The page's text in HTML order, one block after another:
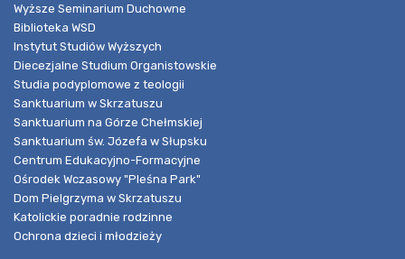
Wyższe Seminarium Duchowne
Biblioteka WSD
Instytut Studiów Wyższych
Diecezjalne Studium Organistowskie
Studia podyplomowe z teologii
Sanktuarium w Skrzatuszu
Sanktuarium na Górze Chełmskiej
Sanktuarium św. Józefa w Słupsku
Centrum Edukacyjno-Formacyjne
Ośrodek Wczasowy "Pleśna Park"
Dom Pielgrzyma w Skrzatuszu
Katolickie poradnie rodzinne
Ochrona dzieci i młodzieży